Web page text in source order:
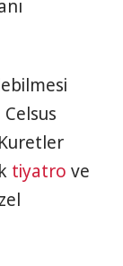
tiyatro ve